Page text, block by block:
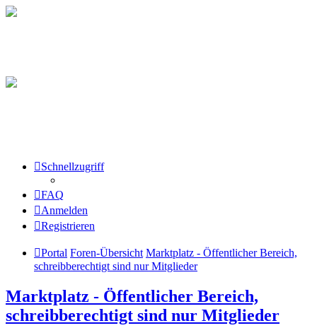
Schnellzugriff
FAQ
Anmelden
Registrieren
Portal Foren-Übersicht Marktplatz - Öffentlicher Bereich,
schreibberechtigt sind nur Mitglieder
Marktplatz - Öffentlicher Bereich,
schreibberechtigt sind nur Mitglieder